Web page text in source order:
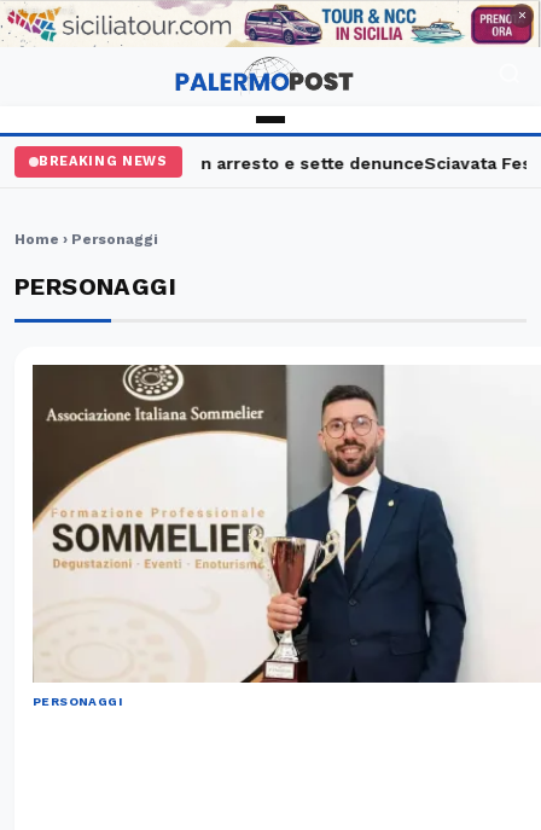
PUBBLICITÀ ×
BREAKING NEWS
maxi controlli: un arresto e sette denunceSciavata Fest, a
Home › Personaggi
PERSONAGGI
PERSONAGGI